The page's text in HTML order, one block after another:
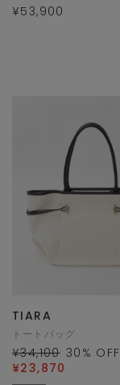
¥53,900
TIARA
トートバッグ
¥34,100 30 % OFF
¥23,870